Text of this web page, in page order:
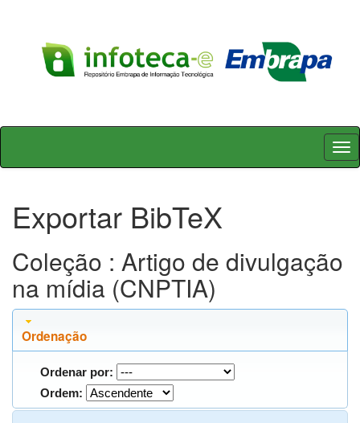
Skip
Exportar BibTeX
Coleção : Artigo de divulgação
na mídia (CNPTIA)
Ordenação
Ordenar por:
Ordem: